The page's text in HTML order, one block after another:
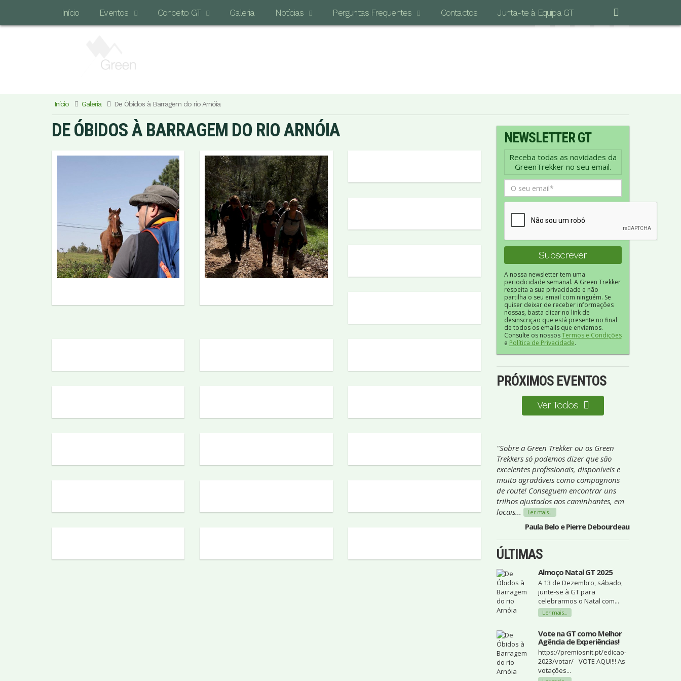
Início Eventos Conceito GT Galeria Notícias Perguntas Frequentes Contactos Junta-te à Equipa GT
Início Galeria De Óbidos à Barragem do rio Arnóia
DE ÓBIDOS À BARRAGEM DO RIO ARNÓIA NEWSLETTER GT
Receba todas as novidades da
GreenTrekker no seu email.
A nossa newsletter tem uma
periodicidade semanal. A Green Trekker
respeita a sua privacidade e não
partilha o seu email com ninguém. Se
quiser deixar de receber informações
nossas, basta clicar no link de
desinscrição que está presente no final
de todos os emails que enviamos.
Consulte os nossosTermos e Condições
e Política de Privacidade.
PRÓXIMOS EVENTOS
Ver Todos
"Sobre a Green Trekker ou os Green
Trekkers só podemos dizer que são
excelentes profissionais, disponíveis e
muito agradáveis como compagnons
de route! Conseguem encontrar uns
trilhos ajustados aos caminhantes, em
locais...
Ler mais...
Paula Belo e Pierre Debourdeau
ÚLTIMAS
Almoço Natal GT 2025
A 13 de Dezembro, sábado,
junte-se à GT para
celebrarmos o Natal com...
Ler mais...
Vote na GT como Melhor
Agência de Experiências!
https://premiosnit.pt/edicao-
2023/votar/ - VOTE AQUI!!! As
votações...